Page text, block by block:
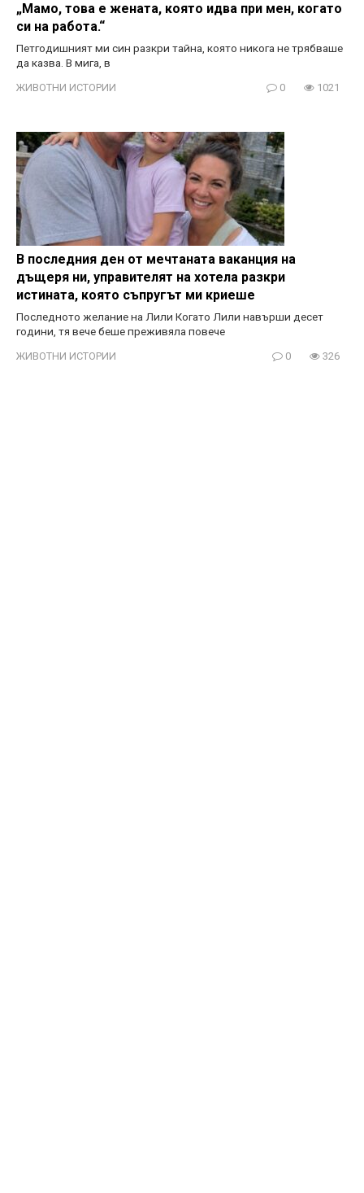
„Мамо, това е жената, която идва при мен, когато
си на работа.“
Петгодишният ми син разкри тайна, която никога не трябваше
да казва. В мига, в
ЖИВОТНИ ИСТОРИИ 0 1021
В последния ден от мечтаната ваканция на
дъщеря ни, управителят на хотела разкри
истината, която съпругът ми криеше
Последното желание на Лили Когато Лили навърши десет
години, тя вече беше преживяла повече
ЖИВОТНИ ИСТОРИИ 0 326